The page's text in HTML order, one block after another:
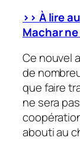
>> À lire
Machar
Ce nouvel
de
que faire
ne sera
abouti au